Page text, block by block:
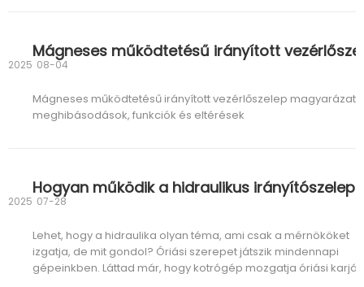
Mágneses működtetésű irányított vezérlőszelep
meghibásodások, funkciók és eltérések
2025 08-04
Lehet, hogy a hidraulika olyan téma, ami csak a mérnököket
izgatja, de mit gondol? Óriási szerepet játszik mindennapi
gépeinkben. Láttad már, hogy kotrógép mozgatja óriási
2025 07-28